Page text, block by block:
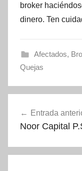
broker
dinero. Ten
Afectados,
Quejas
de
Entrada
Noor Capital